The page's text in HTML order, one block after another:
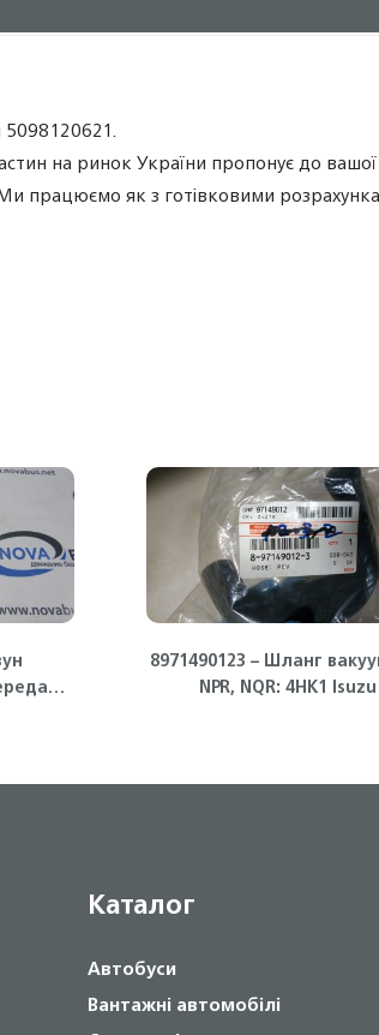
5098120621.
на ринок України пропонує до вашої
працюємо як з готівковими
8971490123 – Шланг
NPR, NQR: 4HK1 Isuzu
Каталог
Автобуси
Вантажні автомобілі